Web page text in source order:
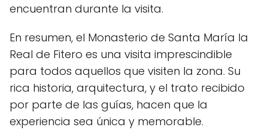
encuentran durante la visita.
En resumen, el Monasterio de Santa María la
Real de Fitero es una visita imprescindible
para todos aquellos que visiten la zona. Su
rica historia, arquitectura, y el trato recibido
por parte de las guías, hacen que la
experiencia sea única y memorable.